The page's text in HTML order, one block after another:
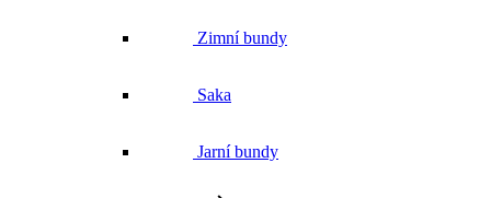
Zimní bundy
Saka
Jarní bundy